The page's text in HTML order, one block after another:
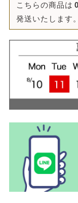
こちらの商品は
発送いたします。